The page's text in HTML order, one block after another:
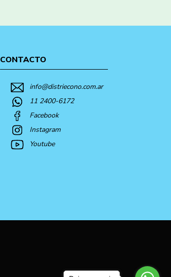
CONTACTO
info@distriecono.com.ar
11 2400-6172
Facebook
Instagram
Youtube